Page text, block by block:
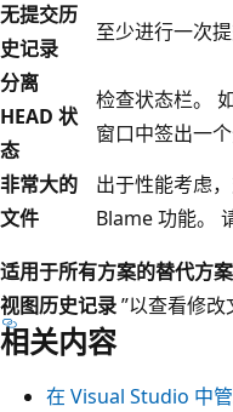
无提交历
史记录
至少进行一次
分离
HEAD 状
态
检查状态栏。
窗口中签出一
非常大的
文件
出于性能考虑
Blame 功能。
适用于所有方案的替代方案
视图历史记录”以查看修改
相关内容
在 Visual Studio 中